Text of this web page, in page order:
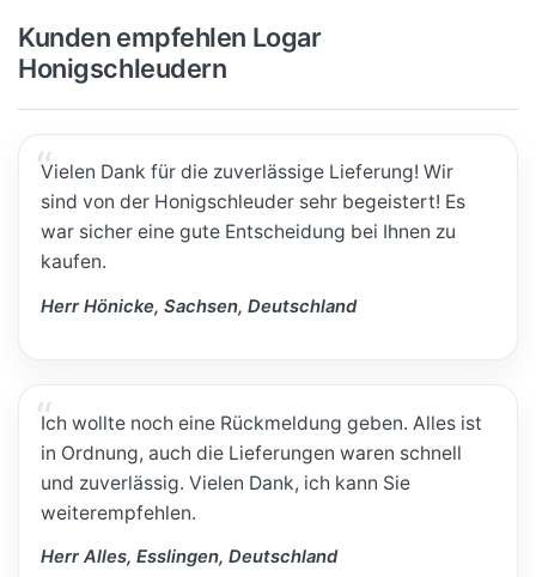
Kunden empfehlen Logar
Honigschleudern
Vielen Dank für die zuverlässige Lieferung! Wir
sind von der Honigschleuder sehr begeistert! Es
war sicher eine gute Entscheidung bei Ihnen zu
kaufen.
Herr Hönicke, Sachsen, Deutschland
Ich wollte noch eine Rückmeldung geben. Alles ist
in Ordnung, auch die Lieferungen waren schnell
und zuverlässig. Vielen Dank, ich kann Sie
weiterempfehlen.
Herr Alles, Esslingen, Deutschland